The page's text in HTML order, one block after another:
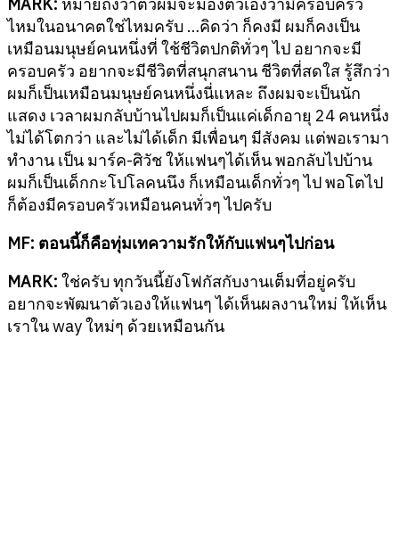
ไหมในอนาคตใช่ไหมครับ …คิดว่า ก็คงมี ผมก็คงเป็น
เหมือนมนุษย์คนหนึ่งที่ ใช้ชีวิตปกติทั่วๆ ไป อยากจะมี
ครอบครัว อยากจะมีชีวิตที่สนุกสนาน ชีวิตที่สดใส รู้สึกว่า
ผมก็เป็นเหมือนมนุษย์คนหนึ่งนี่แหละ ถึงผมจะเป็นนัก
แสดง เวลาผมกลับบ้านไปผมก็เป็นแค่เด็กอายุ 24 คนหนึ่ง
ไม่ได้โตกว่า และไม่ได้เด็ก มีเพื่อนๆ มีสังคม แต่พอเรามา
ทำงาน เป็น มาร์ค-ศิวัช ให้แฟนๆได้เห็น พอกลับไปบ้าน
ผมก็เป็นเด็กกะโปโลคนนึง ก็เหมือนเด็กทั่วๆ ไป พอโตไป
ก็ต้องมีครอบครัวเหมือนคนทั่วๆ ไปครับ
MF: ตอนนี้ก็คือทุ่มเทความรักให้กับแฟนๆไปก่อน
MARK: ใช่ครับ ทุกวันนี้ยังโฟกัสกับงานเต็มที่อยู่ครับ
อยากจะพัฒนาตัวเองให้แฟนๆ ได้เห็นผลงานใหม่ ให้เห็น
เราใน way ใหม่ๆ ด้วยเหมือนกัน